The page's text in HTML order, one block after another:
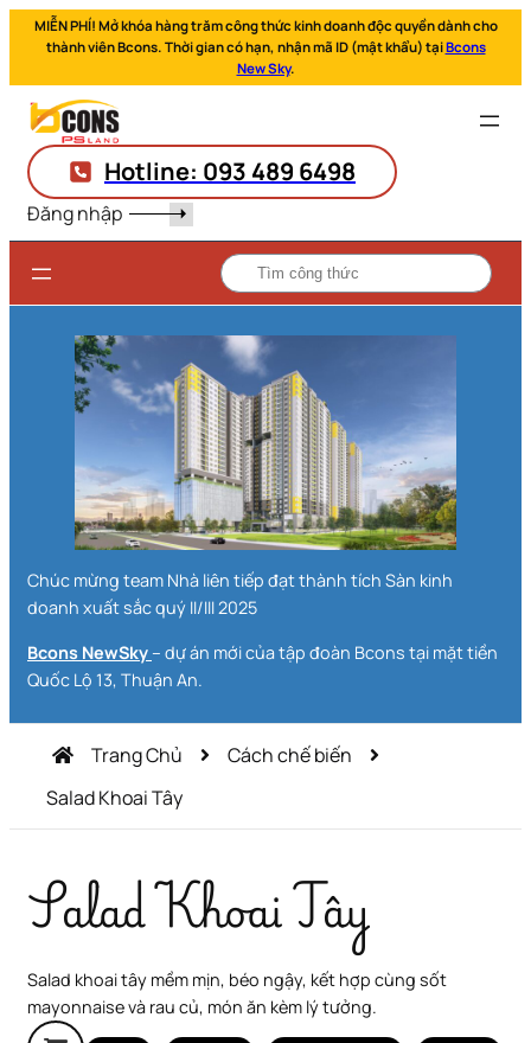
MIỄN PHÍ! Mở khóa hàng trăm công thức kinh doanh độc quyền dành cho
thành viên Bcons. Thời gian có hạn, nhận mã ID (mật khẩu) tạiBcons
New Sky.
Hotline: 093 489 6498
Đăng nhập
Chúc mừng team Nhà liên tiếp đạt thành tích Sàn kinh
doanh xuất sắc quý II/III 2025
Bcons NewSky– dự án mới của tập đoàn Bcons tại mặt tiền
Quốc Lộ 13, Thuận An.
Trang Chủ
Cách chế biến
Salad Khoai Tây
Salad Khoai Tây
Salad khoai tây mềm mịn, béo ngậy, kết hợp cùng sốt
mayonnaise và rau củ, món ăn kèm lý tưởng.